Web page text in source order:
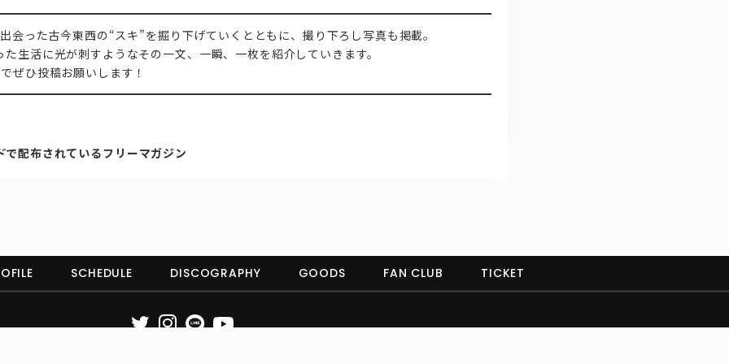
会った古今東西の“スキ”を掘り下げていくとともに、撮り下ろし写真も掲載。
生活に光が刺すようなその一文、一瞬、一枚を紹介していきます。
でぜひ投稿お願いします！
で配布されているフリーマガジン
SCHEDULE DISCOGRAPHY GOODS FAN CLUB TICKET